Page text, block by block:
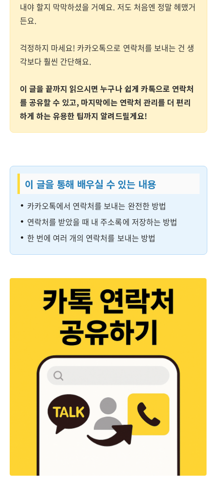
내야 할지 막막하셨을 거예요. 저도 처음엔 정말 헤맸거
든요.
걱정하지 마세요! 카카오톡으로 연락처를 보내는 건 생
각보다 훨씬 간단해요.
이 글을 끝까지 읽으시면 누구나 쉽게 카톡으로 연락처
를 공유할 수 있고, 마지막에는 연락처 관리를 더 편리
하게 하는 유용한 팁까지 알려드릴게요!
이 글을 통해 배우실 수 있는 내용
카카오톡에서 연락처를 보내는 완전한 방법
연락처를 받았을 때 내 주소록에 저장하는 방법
한 번에 여러 개의 연락처를 보내는 방법